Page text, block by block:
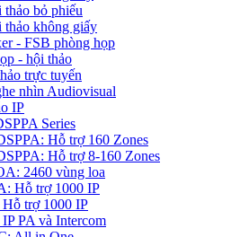
bỏ phiếu
thảo không giấy
- FSB phòng họp
- hội thảo
trực tuyến
nhìn Audiovisual
IP
Series
Hỗ trợ 160 Zones
Hỗ trợ 8-160 Zones
2460 vùng loa
Hỗ trợ 1000 IP
trợ 1000 IP
PA và Intercom